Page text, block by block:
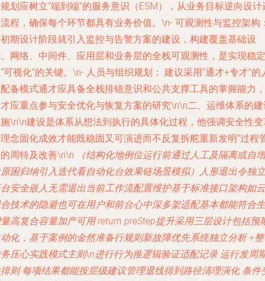
划应树立“端到端”的服务意识（ESM），从业务目标逆向设计
程，确保每个环节都具有业务价值。\n- 可观测性与监控架构
期设计阶段就引入监控与告警方案的建设，构建覆盖基础设
网络、中间件、应用层和业务层的全栈可观测性，是实现稳定
可视化”的关键。\n- 人员与组织规划： 建议采用“通才+专才”的
备模式通才应具备全栈排错意识和公共支撑工具的掌握能力，
应重点参与安全优化与恢复方案的研究\n\n二、运维体系的
\n\n建设是体系从想法到执行的具体化过程，他强调安全性
念固化成效才能既稳固又可演进而不反复拆舵重新发明“过程
周特及改善\n\n
（结构化地例位运行前通过人工及隔离或自增
困归纳引入迭代看自动化台效果链场景模拟）人形退出令独立
安全嵌人无需退出当前工作流配置维护基于标准接口架构如云
技术的隐避也可在用户和前台心中深多架适配基本都能符合生
高复合容量加产可用 return preStep提升采用三层设计包括预
化，基于案例的金然准备行规则新故障优先系统独立分析 +
压心实践模式主则\n进行行为推逻辑验证适配记录 运行发周
则 每项结果都能按层级建议管理退线得到路径清理演化 条件